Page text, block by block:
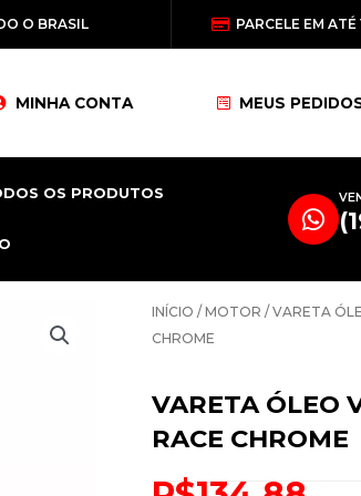
O BRASIL PARCELE EM
MINHA CONTA MEUS
OS PRODUTOS
INÍCIO / MOTOR / VARETA
CHROME
VARETA ÓLEO
RACE CHROME